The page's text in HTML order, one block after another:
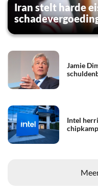
Iran stelt harde
Jamie
Intel